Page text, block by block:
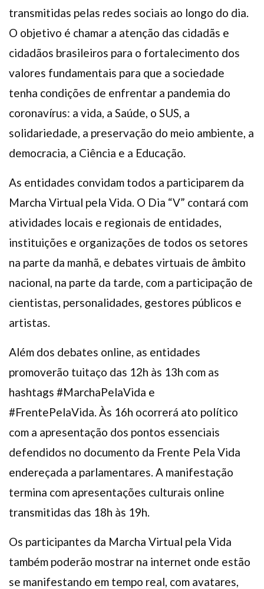
transmitidas pelas redes sociais ao longo do dia.
O objetivo é chamar a atenção das cidadãs e
cidadãos brasileiros para o fortalecimento dos
valores fundamentais para que a sociedade
tenha condições de enfrentar a pandemia do
coronavírus: a vida, a Saúde, o SUS, a
solidariedade, a preservação do meio ambiente, a
democracia, a Ciência e a Educação.
As entidades convidam todos a participarem da
Marcha Virtual pela Vida. O Dia “V” contará com
atividades locais e regionais de entidades,
instituições e organizações de todos os setores
na parte da manhã, e debates virtuais de âmbito
nacional, na parte da tarde, com a participação de
cientistas, personalidades, gestores públicos e
artistas.
Além dos debates online, as entidades
promoverão tuitaço das 12h às 13h com as
hashtags #MarchaPelaVida e
#FrentePelaVida. Às 16h ocorrerá ato político
com a apresentação dos pontos essenciais
defendidos no documento da Frente Pela Vida
endereçada a parlamentares. A manifestação
termina com apresentações culturais online
transmitidas das 18h às 19h.
Os participantes da Marcha Virtual pela Vida
também poderão mostrar na internet onde estão
se manifestando em tempo real, com avatares,